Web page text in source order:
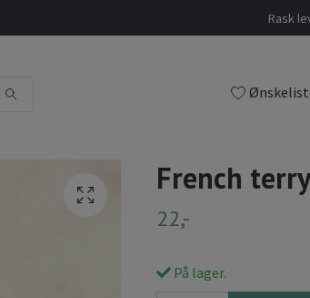
Rask
French
22,-
På lager.